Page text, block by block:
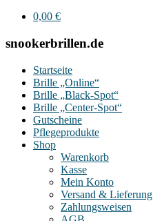
0,00 €
snookerbrillen.de
Startseite
Brille „Online“
Brille „Black-Spot“
Brille „Center-Spot“
Gutscheine
Pflegeprodukte
Shop
Warenkorb
Kasse
Mein Konto
Versand & Lieferung
Zahlungsweisen